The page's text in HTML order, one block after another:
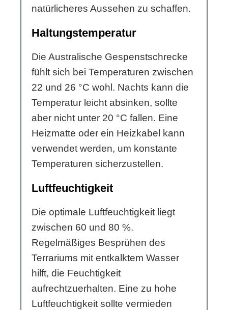
natürlicheres Aussehen zu schaffen.
Haltungstemperatur
Die Australische Gespenstschrecke
fühlt sich bei Temperaturen zwischen
22 und 26 °C wohl. Nachts kann die
Temperatur leicht absinken, sollte
aber nicht unter 20 °C fallen. Eine
Heizmatte oder ein Heizkabel kann
verwendet werden, um konstante
Temperaturen sicherzustellen.
Luftfeuchtigkeit
Die optimale Luftfeuchtigkeit liegt
zwischen 60 und 80 %.
Regelmäßiges Besprühen des
Terrariums mit entkalktem Wasser
hilft, die Feuchtigkeit
aufrechtzuerhalten. Eine zu hohe
Luftfeuchtigkeit sollte vermieden